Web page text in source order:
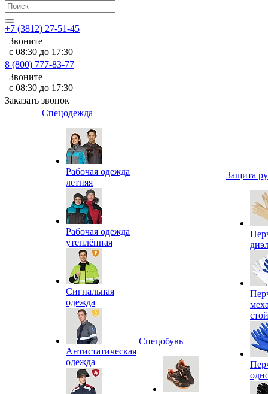
+7 (3812) 27-51-45
Звоните
с 08:30 до 17:30
8 (800) 777-83-77
Звоните
с 08:30 до 17:30
Заказать звонок
Спецодежда
Рабочая одежда
летняя
Рабочая одежда
утеплённая
Сигнальная
одежда
Антистатическая
одежда
Спецобувь
Защита